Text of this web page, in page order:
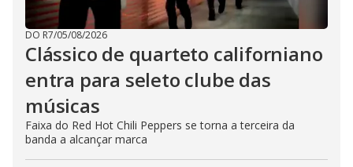
DO R7/05/08/2026
Clássico de quarteto californiano
entra para seleto clube das
músicas
Faixa do Red Hot Chili Peppers se torna a terceira da
banda a alcançar marca